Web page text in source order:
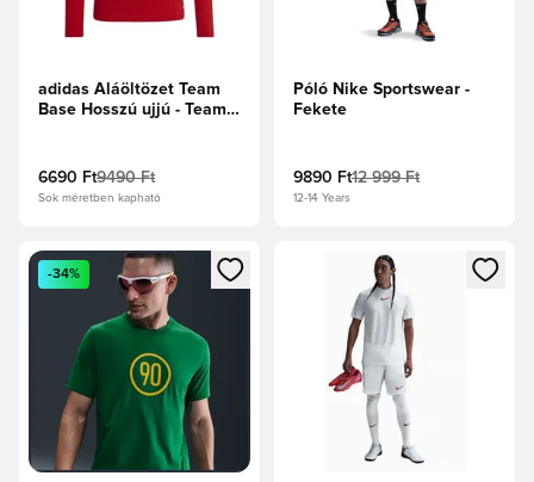
adidas Aláöltözet Team
Base Hosszú ujjú - Team
6690 Ft9490 Ft
Sok méretben kapható
Póló Nike Sportswear -
Fekete
9890 Ft12 999 Ft
12-14 Years
Megnyit egy modált a bejelentkezéshez vagy a tagként való
-34%
Megnyit egy modált a